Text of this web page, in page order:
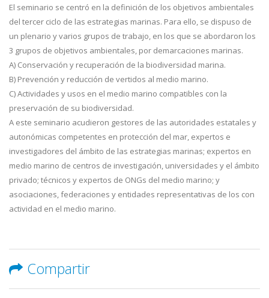
El seminario se centró en la definición de los objetivos ambientales
del tercer ciclo de las estrategias marinas. Para ello, se dispuso de
un plenario y varios grupos de trabajo, en los que se abordaron los
3 grupos de objetivos ambientales, por demarcaciones marinas.
A) Conservación y recuperación de la biodiversidad marina.
B) Prevención y reducción de vertidos al medio marino.
C) Actividades y usos en el medio marino compatibles con la
preservación de su biodiversidad.
A este seminario acudieron gestores de las autoridades estatales y
autonómicas competentes en protección del mar, expertos e
investigadores del ámbito de las estrategias marinas; expertos en
medio marino de centros de investigación, universidades y el ámbito
privado; técnicos y expertos de ONGs del medio marino; y
asociaciones, federaciones y entidades representativas de los con
actividad en el medio marino.
Compartir